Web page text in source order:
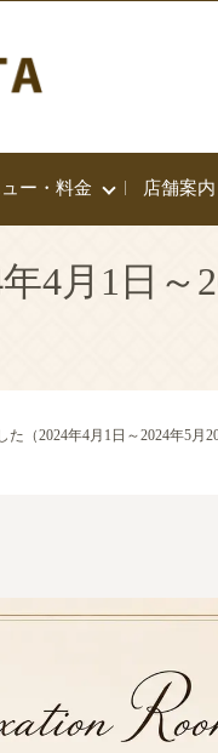
ュー・料金 店舗案内
4月1日
た（2024年4月1日～2024年5月